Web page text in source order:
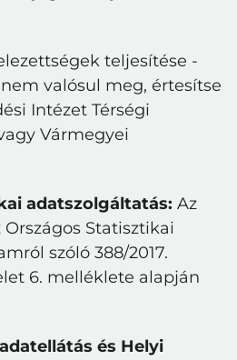
teljesítése -
valósul meg, értesítse
Intézet Térségi
Vármegyei
adatszolgáltatás: Az
Statisztikai
szóló 388/2017.
6. melléklete alapján
és Helyi